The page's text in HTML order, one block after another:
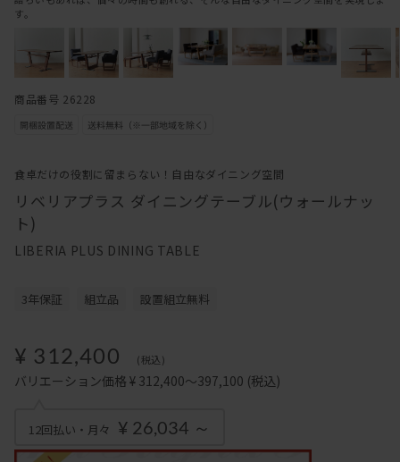
食卓だけの役割に留まらない！自由なダイニング空間
リベリアプラス ダイニングテーブル(ウォールナッ
ト)
LIBERIA PLUS DINING TABLE
す。
3年保証 組立品 設置組立無料
¥ 312,400 (税込)
バリエーション価格 ¥ 312,400～397,100 (税込)
12回払い・月々 ¥ 26,034 ～
商品番号 26228